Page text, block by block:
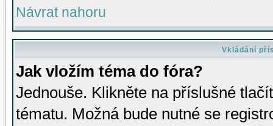
Návrat nahoru
Vkládání
Jak vložím téma do fóra?
Jednouše. Klikněte na příslušné
tématu. Možná bude nutné se